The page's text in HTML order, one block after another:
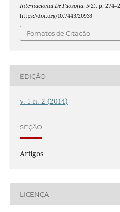
Internacional De Filosofia, 5(2), p.
https://doi.org/10.7443/20933
Fomatos de Citação
EDIÇÃO
v. 5 n. 2 (2014)
SEÇÃO
Artigos
LICENÇA